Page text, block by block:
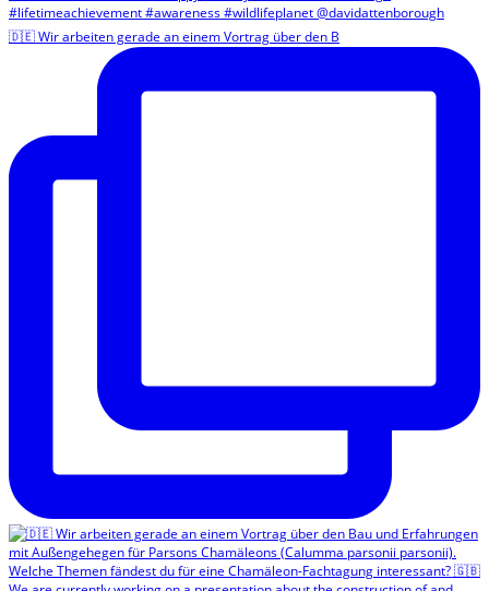
🇩🇪 Wir arbeiten gerade an einem Vortrag über den B